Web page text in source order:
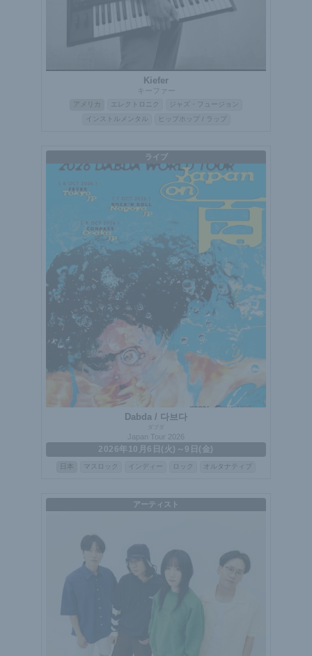
Kiefer
キーファー
アメリカ エレクトロニク
ジャズ・フュージョン
インストルメンタル
ヒップホップ / ラップ
ライブ
Dabda / 다브다
ダブダ
Japan Tour 2026
2026年10月6日(火)～9日(金)
マスロック インディー ロック オルタナティブ
アーティスト